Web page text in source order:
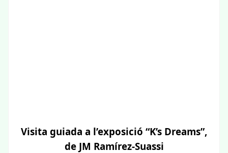
Visita guiada a l’exposició “K’s Dreams”,
de JM Ramírez-Suassi